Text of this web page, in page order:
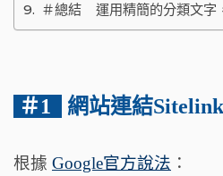
＃總結 運用精簡的分類文字
＃1 網站連結
根據 Google官方說法 ：